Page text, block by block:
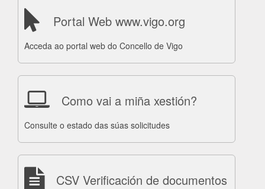
Portal Web www.vigo.org
Acceda ao portal web do Concello de Vigo
Como vai a miña xestión?
Consulte o estado das súas solicitudes
CSV Verificación de documentos